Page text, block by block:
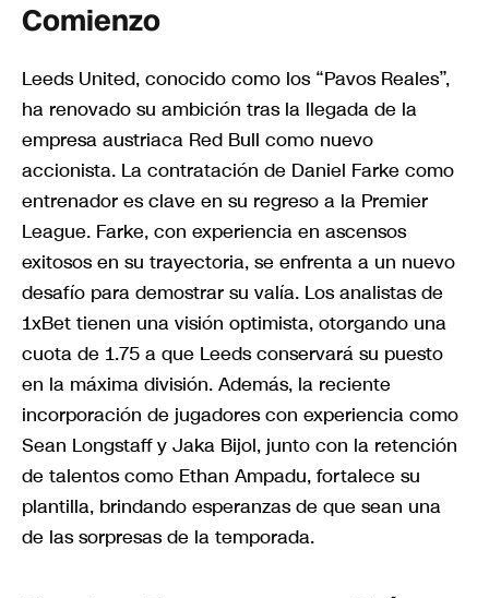
Comienzo
Leeds United, conocido como los “Pavos Reales”,
ha renovado su ambición tras la llegada de la
empresa austriaca Red Bull como nuevo
accionista. La contratación de Daniel Farke como
entrenador es clave en su regreso a la Premier
League. Farke, con experiencia en ascensos
exitosos en su trayectoria, se enfrenta a un nuevo
desafío para demostrar su valía. Los analistas de
1xBet tienen una visión optimista, otorgando una
cuota de 1.75 a que Leeds conservará su puesto
en la máxima división. Además, la reciente
incorporación de jugadores con experiencia como
Sean Longstaff y Jaka Bijol, junto con la retención
de talentos como Ethan Ampadu, fortalece su
plantilla, brindando esperanzas de que sean una
de las sorpresas de la temporada.